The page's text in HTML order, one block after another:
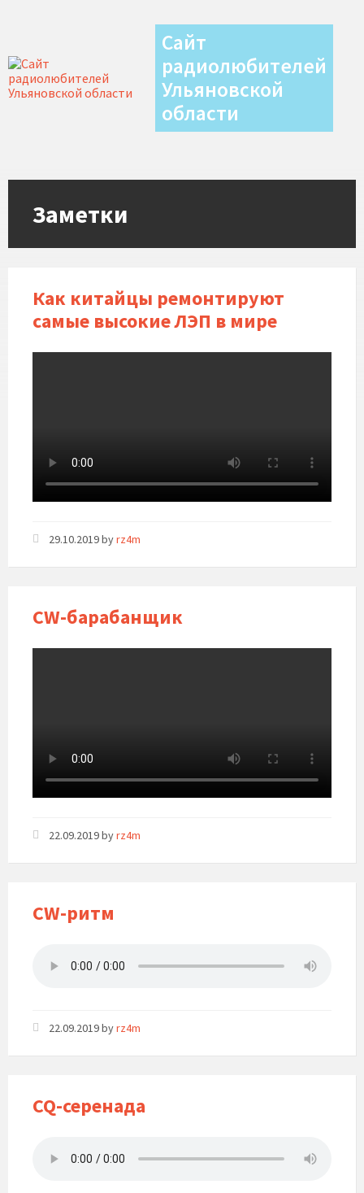
Сайт
радиолюбителей
Ульяновской
области
Заметки
Как китайцы ремонтируют
самые высокие ЛЭП в мире
29.10.2019byrz4m
CW-барабанщик
22.09.2019byrz4m
CW-ритм
22.09.2019byrz4m
CQ-серенада